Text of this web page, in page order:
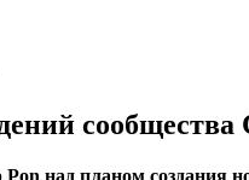
сообщества
над планом создания